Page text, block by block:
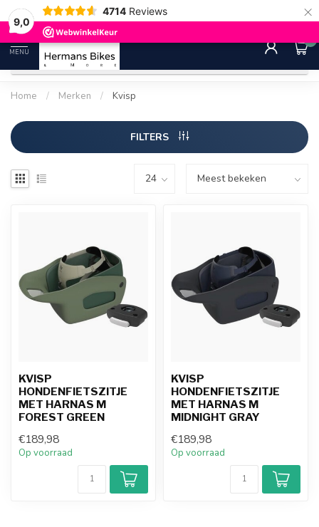
9,0
4714 Reviews ×
30 dagen bedenktijd Gratis
MENU
0
Home / Merken / Kvisp
FILTERS
KVISP
HONDENFIETSZITJE
MET HARNAS M
FOREST GREEN
€189,98
Op voorraad
KVISP
HONDENFIETSZITJE
MET HARNAS M
MIDNIGHT GRAY
€189,98
Op voorraad